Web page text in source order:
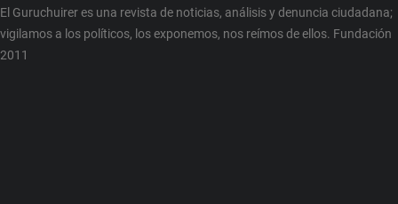
El Guruchuirer es una revista de noticias, análisis y denuncia ciudadana;
vigilamos a los políticos, los exponemos, nos reímos de ellos. Fundación
2011